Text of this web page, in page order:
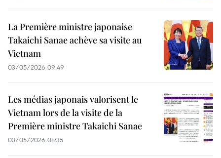
La Première ministre japonaise
Takaichi Sanae achève sa visite au
Vietnam
03/05/2026 09:49
Les médias japonais valorisent le
Vietnam lors de la visite de la
Première ministre Takaichi Sanae
03/05/2026 08:35